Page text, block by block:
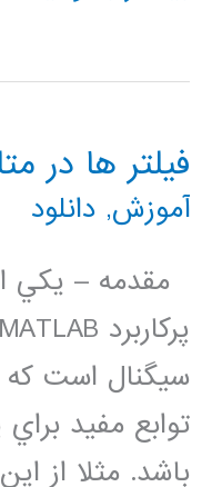
آموزش
نرم
افزار
متلب
matlab
(برمکی
)
فیلتر ها در
آموزش, دانلود
مقدمه – يكي
سيگنال است
توابع مفيد
باشد. مثلا از